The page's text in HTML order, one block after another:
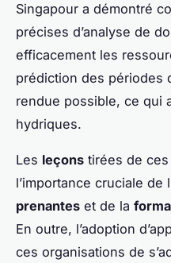
Singapour a démontré
précises d’analyse de
efficacement les
prédiction des périodes
rendue possible, ce qui
hydriques.
Les leçons tirées de
l’importance cruciale de
prenantes et de la
En outre, l’adoption
ces organisations de